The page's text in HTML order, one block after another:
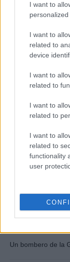
I want to
personalized
I want to
related to
device
I want to
related to
I want to
related to
I want to
related to
functionality
user
Rioja
Un bombero de la